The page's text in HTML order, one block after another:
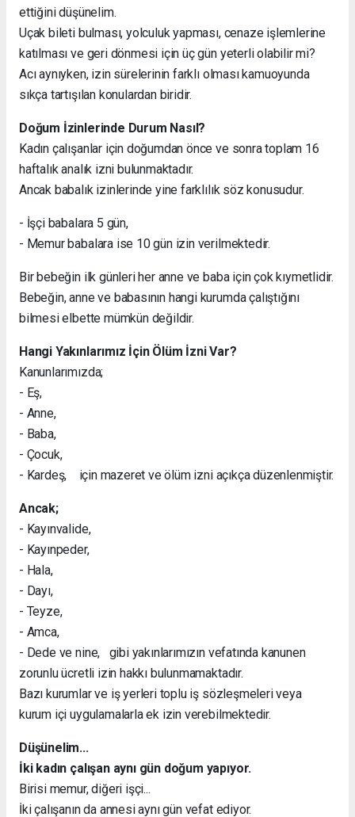
ettiğini düşünelim.
Uçak bileti bulması, yolculuk yapması, cenaze işlemlerine
katılması ve geri dönmesi için üç gün yeterli olabilir mi?
Acı aynıyken, izin sürelerinin farklı olması kamuoyunda
sıkça tartışılan konulardan biridir.
Doğum İzinlerinde Durum Nasıl?
Kadın çalışanlar için doğumdan önce ve sonra toplam 16
haftalık analık izni bulunmaktadır.
Ancak babalık izinlerinde yine farklılık söz konusudur.
- İşçi babalara 5 gün,
- Memur babalara ise 10 gün izin verilmektedir.
Bir bebeğin ilk günleri her anne ve baba için çok kıymetlidir.
Bebeğin, anne ve babasının hangi kurumda çalıştığını
bilmesi elbette mümkün değildir.
Hangi Yakınlarımız İçin Ölüm İzni Var?
Kanunlarımızda;
- Eş,
- Anne,
- Baba,
- Çocuk,
- Kardeş, için mazeret ve ölüm izni açıkça düzenlenmiştir.
Ancak;
- Kayınvalide,
- Kayınpeder,
- Hala,
- Dayı,
- Teyze,
- Amca,
- Dede ve nine, gibi yakınlarımızın vefatında kanunen
zorunlu ücretli izin hakkı bulunmamaktadır.
Bazı kurumlar ve iş yerleri toplu iş sözleşmeleri veya
kurum içi uygulamalarla ek izin verebilmektedir.
Düşünelim...
İki kadın çalışan aynı gün doğum yapıyor.
Birisi memur, diğeri işçi...
İki çalışanın da annesi aynı gün vefat ediyor.